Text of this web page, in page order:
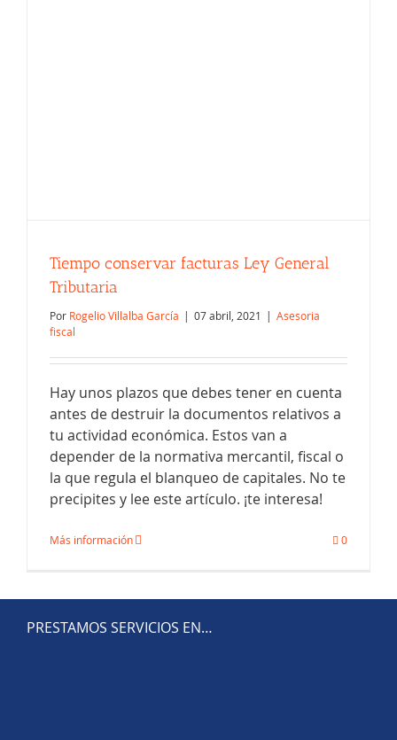
Tiempo conservar facturas Ley General
Tributaria
Por Rogelio Villalba García | 07 abril, 2021 | Asesoria
fiscal
Hay unos plazos que debes tener en cuenta
antes de destruir la documentos relativos a
tu actividad económica. Estos van a
depender de la normativa mercantil, fiscal o
la que regula el blanqueo de capitales. No te
precipites y lee este artículo. ¡te interesa!
Más información 0
PRESTAMOS SERVICIOS EN…